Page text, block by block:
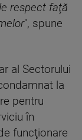
respect faţă
", spune
al Sectorului
la
pentru
în
funcţionare